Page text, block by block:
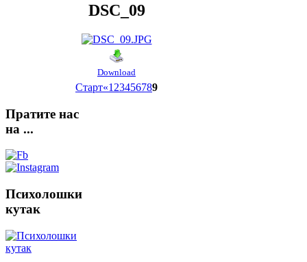
DSC_09
Download
Старт«1 23456789
Пратите нас
на ...
Психолошки
кутак